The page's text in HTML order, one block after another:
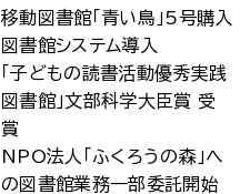
移動図書館「青い鳥」5号購入
図書館システム導入
「子どもの読書活動優秀実践
図書館」文部科学大臣賞 受
賞
NPO法人「ふくろうの森」へ
の図書館業務一部委託開始